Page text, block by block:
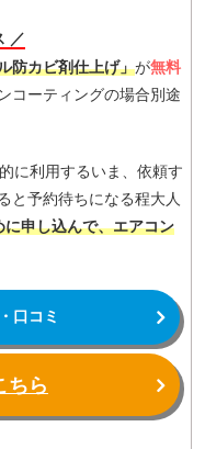
／
防カビ剤仕上げ」が無料
コーティングの場合別途
に利用するいま、依頼す
と予約待ちになる程大人
申し込んで、エアコン
口コミ
ちら